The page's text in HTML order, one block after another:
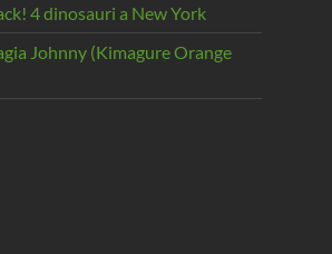
4 dinosauri a New York
Johnny (Kimagure Orange